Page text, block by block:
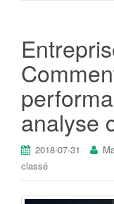
analyse
2018-07-31
classé